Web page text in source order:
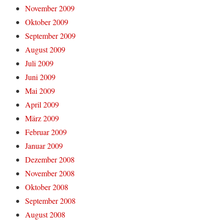
November 2009
Oktober 2009
September 2009
August 2009
Juli 2009
Juni 2009
Mai 2009
April 2009
März 2009
Februar 2009
Januar 2009
Dezember 2008
November 2008
Oktober 2008
September 2008
August 2008